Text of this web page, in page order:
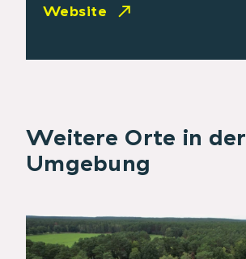
Website
Weitere Orte in der
Umgebung